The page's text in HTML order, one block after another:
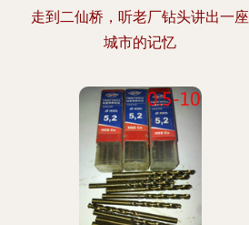
走到二仙桥，听老厂钻头讲出一座
城市的记忆